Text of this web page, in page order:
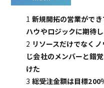
1 新規開拓の営業がで
ハウやロジックに期待
2 リソースだけでなく
じ会社のメンバーと錯
けた
3 総受注金額は目標200